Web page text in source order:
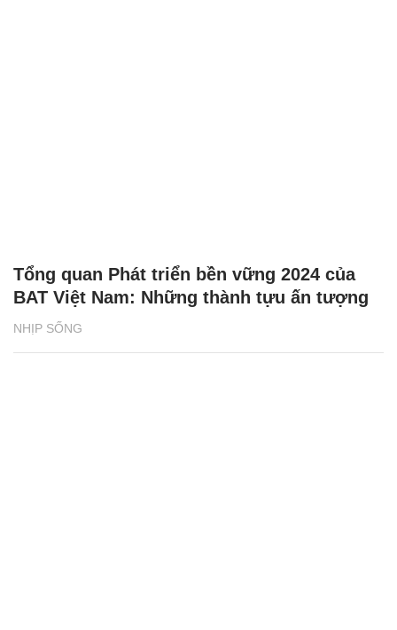
NHỊP SỐNG
Tổng quan Phát triển bền vững 2024 của
BAT Việt Nam: Những thành tựu ấn tượng